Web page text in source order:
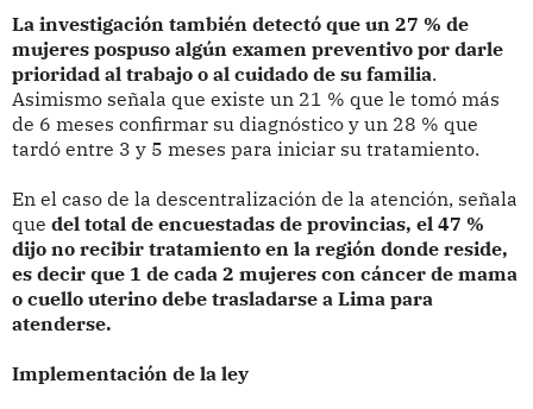
La investigación también detectó que un 27 % de
mujeres pospuso algún examen preventivo por darle
prioridad al trabajo o al cuidado de su familia.
Asimismo señala que existe un 21 % que le tomó más
de 6 meses confirmar su diagnóstico y un 28 % que
tardó entre 3 y 5 meses para iniciar su tratamiento.
En el caso de la descentralización de la atención, señala
que del total de encuestadas de provincias, el 47 %
dijo no recibir tratamiento en la región donde reside,
es decir que 1 de cada 2 mujeres con cáncer de mama
o cuello uterino debe trasladarse a Lima para
atenderse.
Implementación de la ley